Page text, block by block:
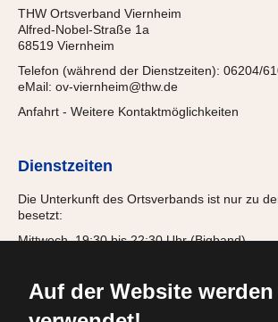
Auf der Website
THW Ortsverband Viernheim
Alfred-Nobel-Straße 1a
68519 Viernheim
Telefon (während der Dienstzeiten): 06204/
eMail: ov-viernheim@thw.de
Anfahrt - Weitere Kontaktmöglichkeiten
Dienstzeiten
Die Unterkunft des Ortsverbands ist nur zu
besetzt:
Mittwoch, 19:30 bis 22:30 Uhr (Bigband)